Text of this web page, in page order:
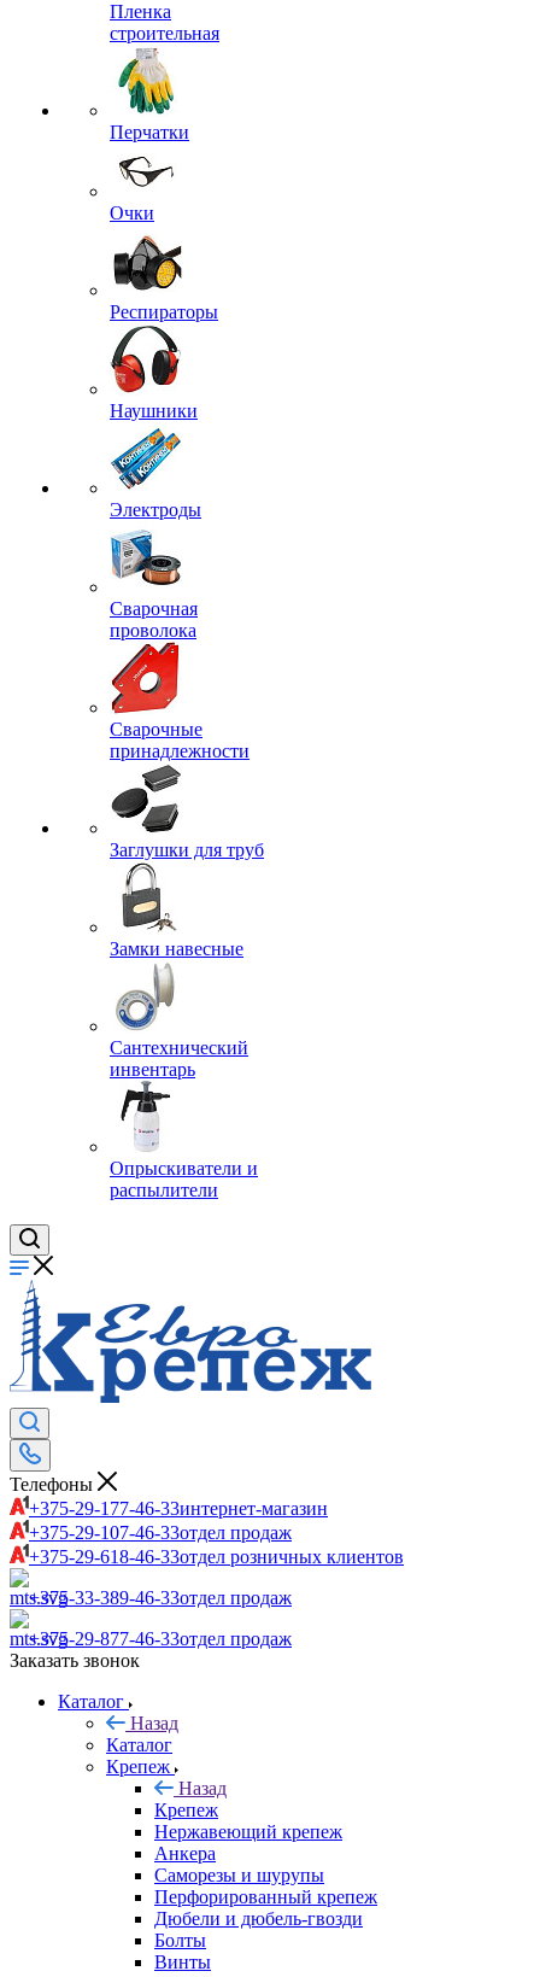
Пленка
строительная
Перчатки
Очки
Респираторы
Наушники
Электроды
Сварочная
проволока
Сварочные
принадлежности
Заглушки для труб
Замки навесные
Сантехнический
инвентарь
Опрыскиватели и
распылители
Телефоны
+375-29-177-46-33интернет-магазин
+375-29-107-46-33отдел продаж
+375-29-618-46-33отдел розничных клиентов
+375-33-389-46-33отдел продаж
+375-29-877-46-33отдел продаж
Заказать звонок
Каталог
Назад
Каталог
Крепеж
Назад
Крепеж
Нержавеющий крепеж
Анкера
Саморезы и шурупы
Перфорированный крепеж
Дюбели и дюбель-гвозди
Болты
Винты